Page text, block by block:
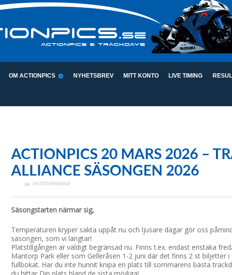
OM ACTIONPICS NYHETSBREV MITT KONTO LIVE TIMING
ACTIONPICS 20 MARS 2026 –
ALLIANCE SÄSONGEN 2026
OKATEGORISERADE
Säsongstarten närmar sig,
Temperaturen kryper sakta uppåt nu och ljusare dagar gör oss
säsongen, som vi längtar!
Platstillgången är väldigt begränsad nu. Finns t.ex. endast enstaka
Mantorp Park eller som Gelleråsen 1-2 juni där det finns 2 st biljetter
fullbokat. Har du inte hunnit knipa en plats till sommarens bästa